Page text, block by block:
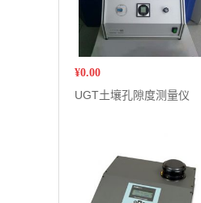
¥0.00
UGT土壤孔隙度测量仪